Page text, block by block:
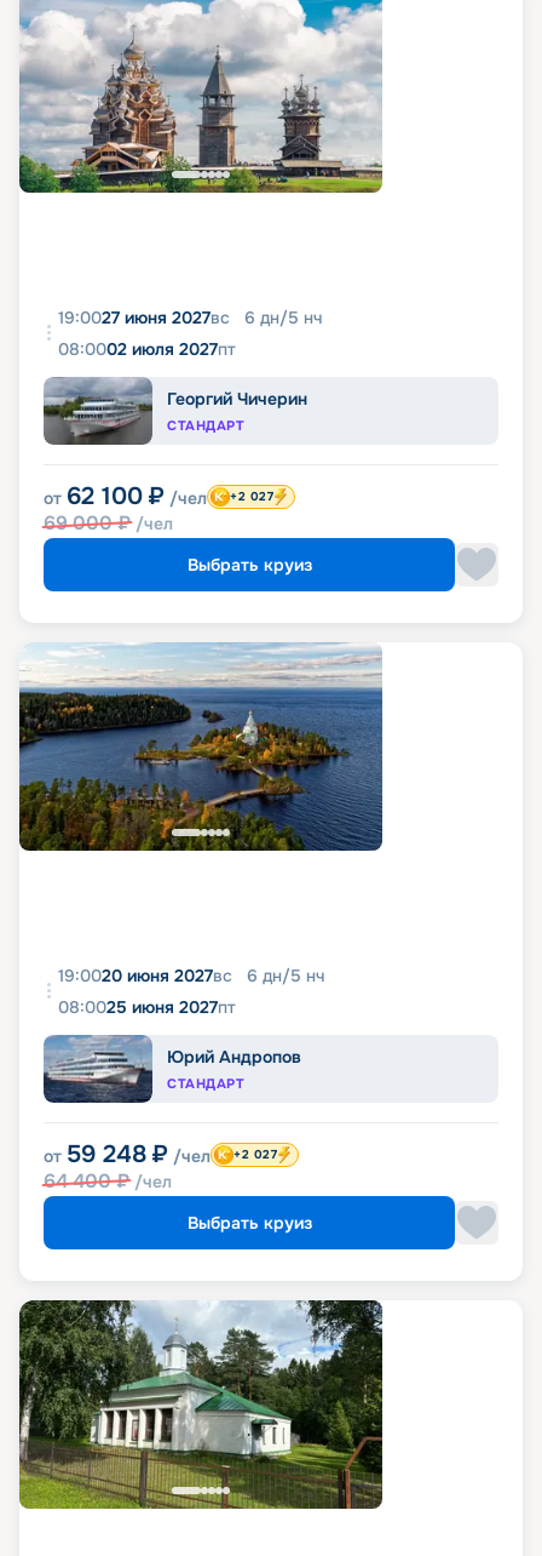
19:0027 июня 2027вс 6 дн/5 нч
08:0002 июля 2027пт
Георгий Чичерин
СТАНДАРТ
от 62 100 ₽ /чел
69 000₽ /чел
+2 027
Выбрать круиз
19:0020 июня 2027вс 6 дн/5 нч
08:0025 июня 2027пт
Юрий Андропов
СТАНДАРТ
от 59 248 ₽ /чел
64 400₽ /чел
+2 027
Выбрать круиз